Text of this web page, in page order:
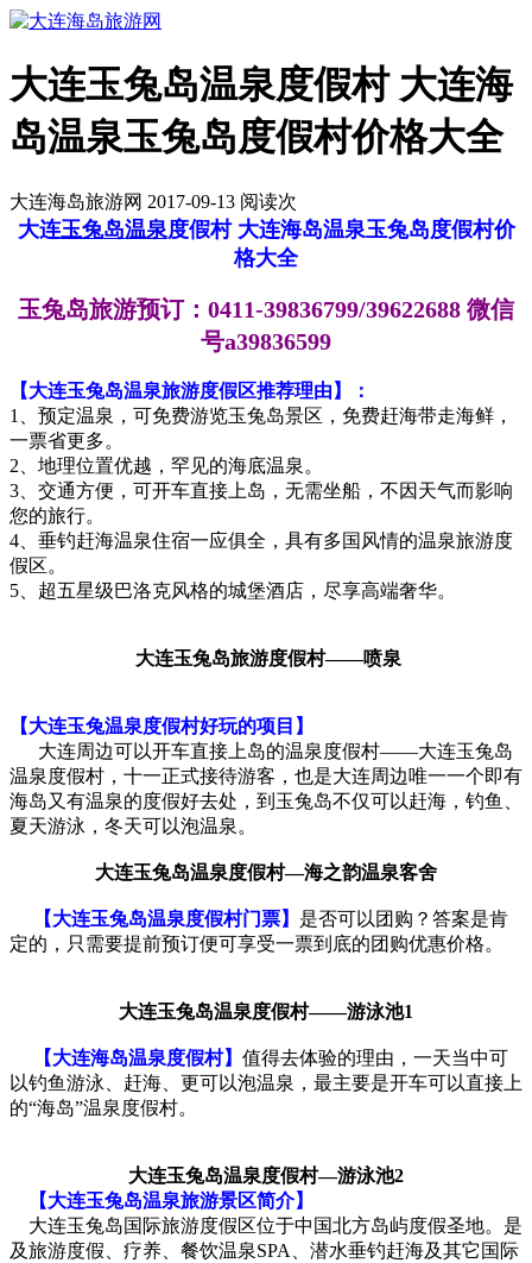
大连玉兔岛温泉度假村 大连海
岛温泉玉兔岛度假村价格大全
大连海岛旅游网 2017-09-13 阅读次
大连玉兔岛温泉度假村 大连海岛温泉玉兔岛度假村价
格大全
玉兔岛旅游预订：0411-39836799/39622688 微信
号a39836599
【大连玉兔岛温泉旅游度假区推荐理由】：
1、预定温泉，可免费游览玉兔岛景区，免费赶海带走海鲜，
一票省更多。
2、地理位置优越，罕见的海底温泉。
3、交通方便，可开车直接上岛，无需坐船，不因天气而影响
您的旅行。
4、垂钓赶海温泉住宿一应俱全，具有多国风情的温泉旅游度
假区。
5、超五星级巴洛克风格的城堡酒店，尽享高端奢华。
大连玉兔岛旅游度假村——喷泉
【大连玉兔温泉度假村好玩的项目】
大连周边可以开车直接上岛的温泉度假村——大连玉兔岛
温泉度假村，十一正式接待游客，也是大连周边唯一一个即有
海岛又有温泉的度假好去处，到玉兔岛不仅可以赶海，钓鱼、
夏天游泳，冬天可以泡温泉。
大连玉兔岛温泉度假村—海之韵温泉客舍
【大连玉兔岛温泉度假村门票】 是否可以团购？答案是肯
定的，只需要提前预订便可享受一票到底的团购优惠价格。
大连玉兔岛温泉度假村——游泳池1
【大连海岛温泉度假村】 值得去体验的理由，一天当中可
以钓鱼游泳、赶海、更可以泡温泉，最主要是开车可以直接上
的“海岛”温泉度假村。
大连玉兔岛温泉度假村—游泳池2
【大连玉兔岛温泉旅游景区简介】
大连玉兔岛国际旅游度假区位于中国北方岛屿度假圣地。是
及旅游度假、疗养、餐饮温泉SPA、潜水垂钓赶海及其它国际